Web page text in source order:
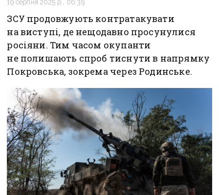
19 серпня 2025 р., 06:39
ЗСУ продовжують контратакувати
на виступі, де нещодавно просунулися
росіяни. Тим часом окупанти
не полишають спроб тиснути в напрямку
Покровська, зокрема через Родинське.